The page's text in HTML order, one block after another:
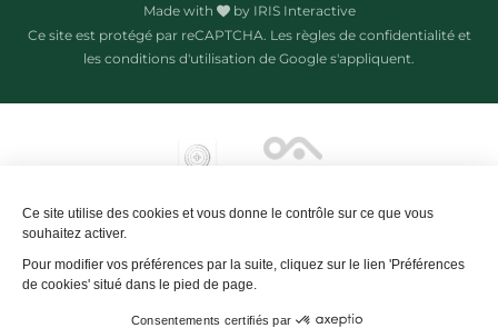
Made with
by IRIS Interactive
Ce site est protégé par reCAPTCHA. Les règles de confidentialitéet
les conditions d'utilisation de Google s'appliquent.
Ce site utilise des cookies et vous donne le contrôle sur ce que vous
souhaitez activer.
Pour modifier vos préférences par la suite, cliquez sur le lien 'Préférences
de cookies' situé dans le pied de page.
Consentements certifiés par